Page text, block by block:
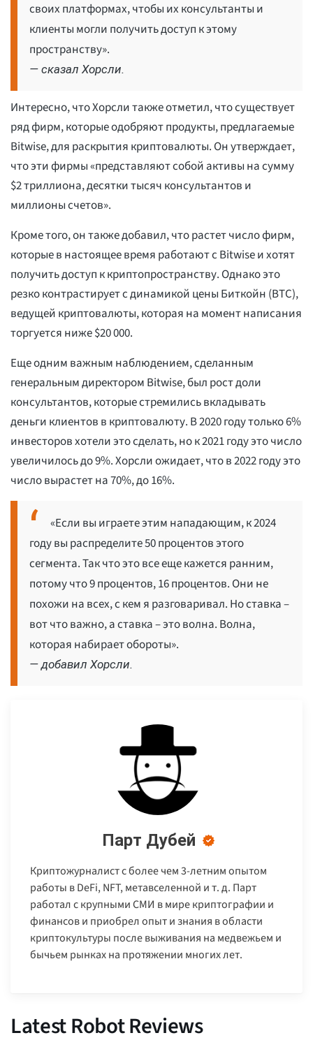
своих платформах, чтобы их консультанты и
клиенты могли получить доступ к этому
пространству».
— сказал Хорсли.
Интересно, что Хорсли также отметил, что существует
ряд фирм, которые одобряют продукты, предлагаемые
Bitwise, для раскрытия криптовалюты. Он утверждает,
что эти фирмы «представляют собой активы на сумму
$2 триллиона, десятки тысяч консультантов и
миллионы счетов».
Кроме того, он также добавил, что растет число фирм,
которые в настоящее время работают с Bitwise и хотят
получить доступ к криптопространству. Однако это
резко контрастирует с динамикой цены Биткойн (BTC),
ведущей криптовалюты, которая на момент написания
торгуется ниже $20 000.
Еще одним важным наблюдением, сделанным
генеральным директором Bitwise, был рост доли
консультантов, которые стремились вкладывать
деньги клиентов в криптовалюту. В 2020 году только 6%
инвесторов хотели это сделать, но к 2021 году это число
увеличилось до 9%. Хорсли ожидает, что в 2022 году это
число вырастет на 70%, до 16%.
«Если вы играете этим нападающим, к 2024
году вы распределите 50 процентов этого
сегмента. Так что это все еще кажется ранним,
потому что 9 процентов, 16 процентов. Они не
похожи на всех, с кем я разговаривал. Но ставка –
вот что важно, а ставка – это волна. Волна,
которая набирает обороты».
— добавил Хорсли.
Парт Дубей
Криптожурналист с более чем 3-летним опытом
работы в DeFi, NFT, метавселенной и т. д. Парт
работал с крупными СМИ в мире криптографии и
финансов и приобрел опыт и знания в области
криптокультуры после выживания на медвежьем и
бычьем рынках на протяжении многих лет.
Latest Robot Reviews